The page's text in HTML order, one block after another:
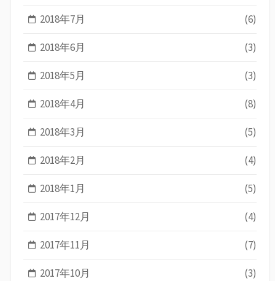
2018年7月 (6)
2018年6月 (3)
2018年5月 (3)
2018年4月 (8)
2018年3月 (5)
2018年2月 (4)
2018年1月 (5)
2017年12月 (4)
2017年11月 (7)
2017年10月 (3)